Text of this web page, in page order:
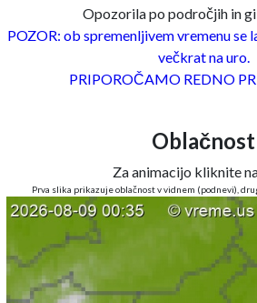
Opozorila po področjih in
POZOR: ob spremenljivem vremenu se
večkrat na uro.
PRIPOROČAMO REDNO
Oblačnost
Za animacijo kliknite
Prva slika prikazuje oblačnost v vidnem (podnevi),